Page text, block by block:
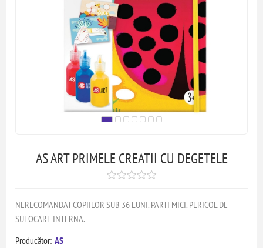
AS ART PRIMELE CREATII CU DEGETELE
NERECOMANDAT COPIILOR SUB 36 LUNI. PARTI MICI. PERICOL DE
SUFOCARE INTERNA.
Producător: AS